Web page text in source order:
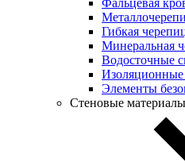
Гибкая
Минеральная
Водосточные
Элементы
Стеновые материалы